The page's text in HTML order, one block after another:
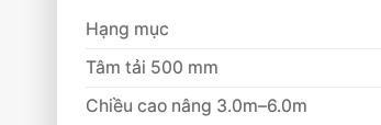
Hạng mục
Tâm tải 500 mm
Chiều cao nâng 3.0m–6.0m